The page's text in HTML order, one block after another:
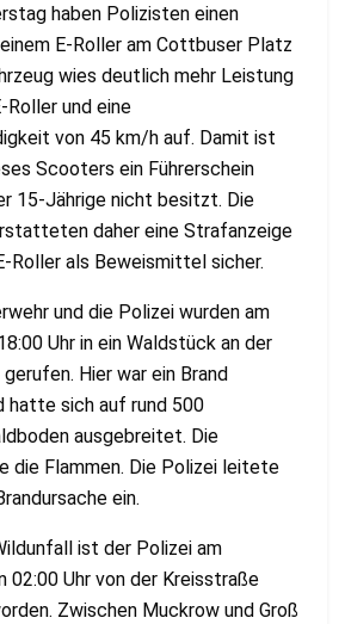
haben Polizisten einen
E-Roller am Cottbuser Platz
wies deutlich mehr Leistung
Roller und eine
von 45 km/h auf. Damit ist
Scooters ein Führerschein
15-Jährige nicht besitzt. Die
daher eine Strafanzeige
Roller als Beweismittel sicher.
und die Polizei wurden am
Uhr in ein Waldstück an der
Hier war ein Brand
hatte sich auf rund 500
ausgebreitet. Die
die Flammen. Die Polizei leitete
ein.
ist der Polizei am
02:00 Uhr von der Kreisstraße
Zwischen Muckrow und Groß